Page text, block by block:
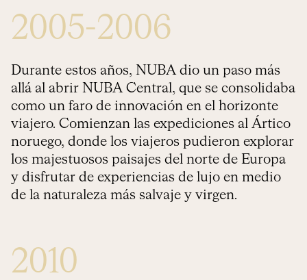
2005-2006
Durante estos años, NUBA dio un paso más
allá al abrir NUBA Central, que se consolidaba
como un faro de innovación en el horizonte
viajero. Comienzan las expediciones al Ártico
noruego, donde los viajeros pudieron explorar
los majestuosos paisajes del norte de Europa
y disfrutar de experiencias de lujo en medio
de la naturaleza más salvaje y virgen.
2010